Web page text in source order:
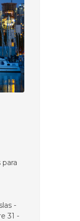
-
31 -